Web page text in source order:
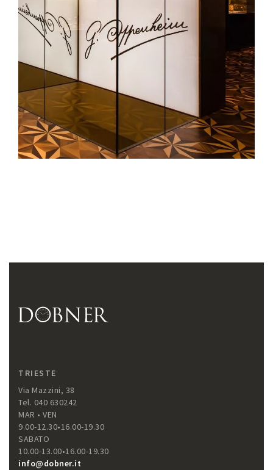
TRIESTE
Via Mazzini, 38
Tel. 040 630242
MAR • VEN
9.00-12.30•16.00-19.30
SABATO
10.00-13.00•16.00-19.30
info@dobner.it